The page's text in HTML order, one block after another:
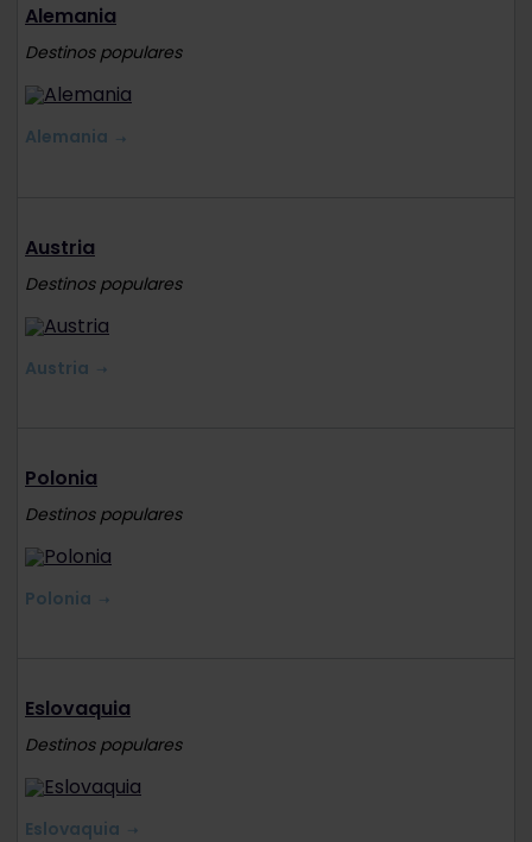
Alemania
Destinos populares
Alemania
Austria
Destinos populares
Austria
Polonia
Destinos populares
Polonia
Eslovaquia
Destinos populares
Eslovaquia